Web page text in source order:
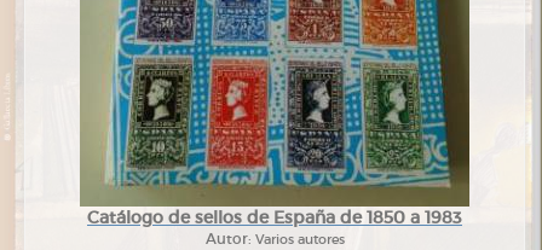
Catálogo de sellos de España de 1850 a 1983
Autor: Varios autores